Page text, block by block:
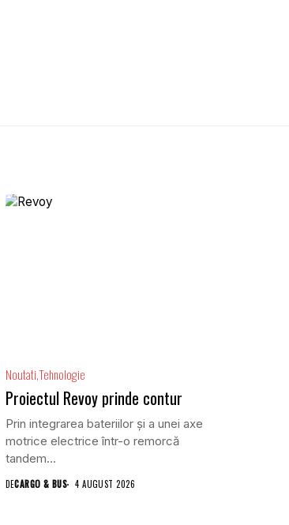
NoutatiTehnologie
Proiectul Revoy prinde contur
Prin integrarea bateriilor și a unei axe
motrice electrice într-o remorcă
tandem...
DECARGO & BUS 4 AUGUST 2026